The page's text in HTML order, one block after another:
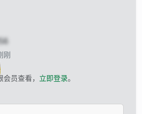
刚
员查看， 立即登录。